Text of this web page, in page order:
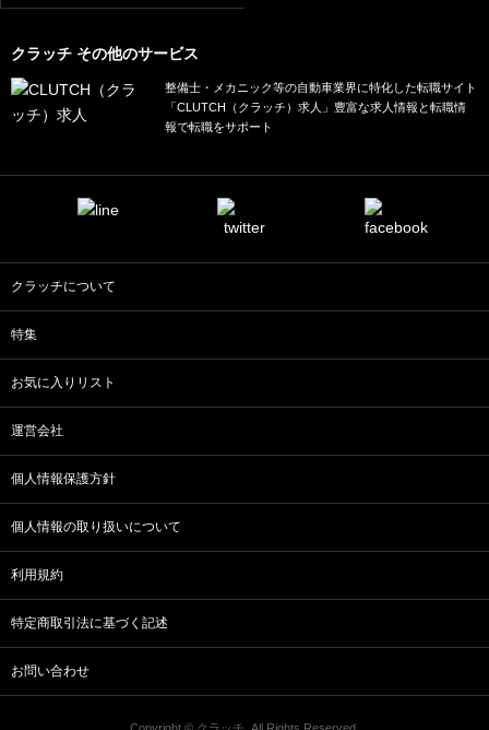
クラッチ その他のサービス
整備士・メカニック等の自動車業界に特化した転職サイト
「CLUTCH（クラッチ）求人」豊富な求人情報と転職情
報で転職をサポート
クラッチについて
特集
お気に入りリスト
運営会社
個人情報保護方針
個人情報の取り扱いについて
利用規約
特定商取引法に基づく記述
お問い合わせ